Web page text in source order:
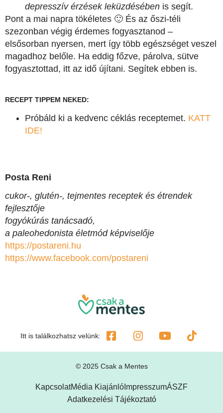
depresszív érzések leküzdésében is segít.
Pont a mai napra tökéletes 🙂 És az őszi-téli
szezonban végig érdemes fogyasztanod –
elsősorban nyersen, mert így több egészséget veszel
magadhoz belőle. Ha eddig főzve, párolva, sütve
fogyasztottad, itt az idő újítani. Segítek ebben is.
RECEPT TIPPEM NEKED:
Próbáld ki a kedvenc céklás receptemet. KATT
IDE!
Posta Reni
cukor-, glutén-, tejmentes receptek és étrendek
fejlesztője
fogyókúrás tanácsadó,
a paleohedonista életmód képviselője
https://postareni.hu
https://www.facebook.com/postareni
Itt is találkozhatsz velünk:
© 2025 Csak a Mentes
KapcsolatMédia Kiajánló ImpresszumÁSZF
Adatkezelési Tájékoztató